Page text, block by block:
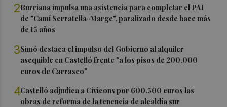
2Burriana impulsa una asistencia para completar el PAI
de "Camí Serratella-Marge", paralizado desde hace más
de 15 años
3Simó destaca el impulso del Gobierno al alquiler
asequible en Castelló frente "a los pisos de 200.000
euros de Carrasco"
4Castelló adjudica a Civicons por 600.500 euros las
obras de reforma de la tenencia de alcaldía sur